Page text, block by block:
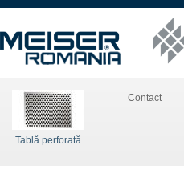
Tablă perforată
Contact